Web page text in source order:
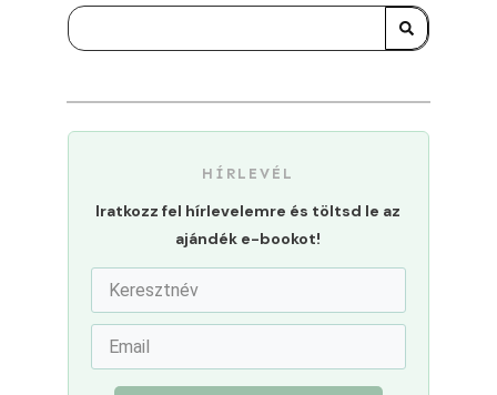
HÍRLEVÉL
Iratkozz fel hírlevelemre és töltsd le az
ajándék e-bookot!